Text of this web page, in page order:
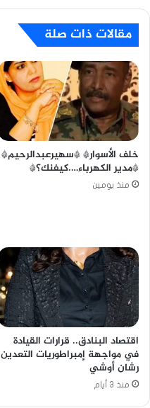
مقالات ذات صلة
خلف الأسوار* *سهيرعبدالرحيم*
*مدير الكهرباء….كيفنك؟*
منذ يومين
اقتصاد البنادق.. قرارات القيادة
في مواجهة إمبراطوريات التعدين
رشان أوشي
منذ 3 أيام